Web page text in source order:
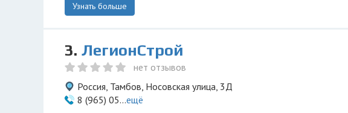
Узнать больше
3. ЛегионСтрой
нет отзывов
Россия, Тамбов, Носовская улица, 3Д
8 (965) 05...ещё